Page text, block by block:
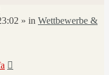
» in Wettbewerbe &